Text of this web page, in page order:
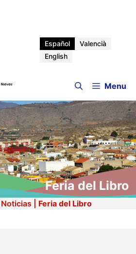
Español
Valencià
English
Menu
Feria del Libro
Noticias Feria del Libro